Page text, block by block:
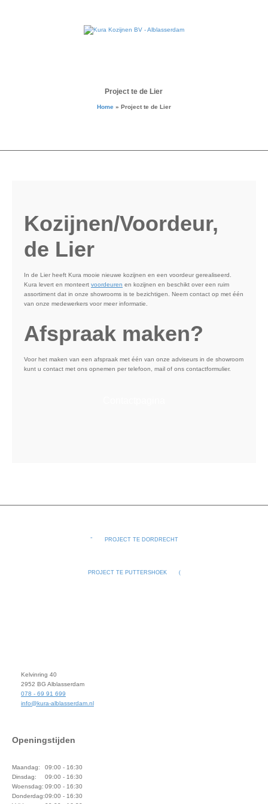
Project te de Lier
Home» Project te de Lier
Kozijnen/Voordeur,
de Lier
In de Lier heeft Kura mooie nieuwe kozijnen en een voordeur gerealiseerd.
Kura levert en monteert voordeuren en kozijnen en beschikt over een ruim
assortiment dat in onze showrooms is te bezichtigen. Neem contact op met één
van onze medewerkers voor meer informatie.
Afspraak maken?
Voor het maken van een afspraak met één van onze adviseurs in de showroom
kunt u contact met ons opnemen per telefoon, mail of ons contactformulier.
PROJECT TE DORDRECHT
PROJECT TE PUTTERSHOEK
Kelvinring 40
2952 BG Alblasserdam
078 - 69 91 699
info@kura-alblasserdam.nl
Openingstijden
Maandag:
09:00 - 16:30
Dinsdag:
09:00 - 16:30
Woensdag: 09:00 - 16:30
Donderdag:09:00 - 16:30